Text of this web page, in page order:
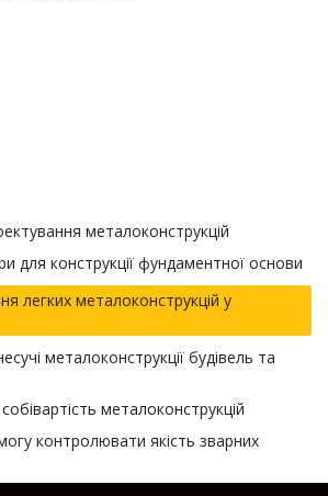
металоконструкцій
для конструкції фундаментної основи
легких металоконструкцій у
металоконструкції будівель та
металоконструкцій
контролювати якість зварних